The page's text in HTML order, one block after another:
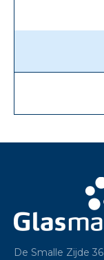
De Smalle Zijde 36